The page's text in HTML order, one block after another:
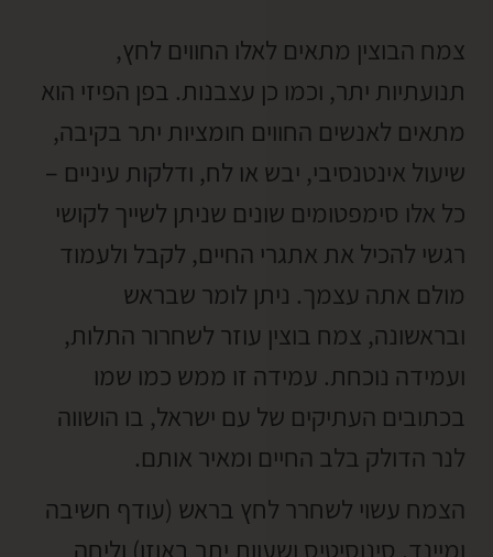
צמח הבוצין מתאים לאלו החווים לחץ,
תנועתיות יתר, וכמו כן עצבנות. בפן הפיזי הוא
מתאים לאנשים החווים חומציות יתר בקיבה,
שיעול אינטנסיבי, יבש או לח, ודלקות עיניים –
כל אלו סימפטומים שונים שניתן לשייך לקושי
רגשי להכיל את אתגרי החיים, לקבל ולעמוד
מולם אתה עצמך. ניתן לומר שבראש
ובראשונה, צמח בוצין עוזר לשחרור התלות,
ועמידה נוכחת. עמידה זו ממש כמו שמו
בכתובים העתיקים של עם ישראל, בו הושווה
לנר הדולק בלב החיים ומאיר אותם.
הצמח עשוי לשחרר לחץ בראש (עודף חשיבה
ומיינד, סינוסיטיס ושעוות יתר באוזן) וליחה